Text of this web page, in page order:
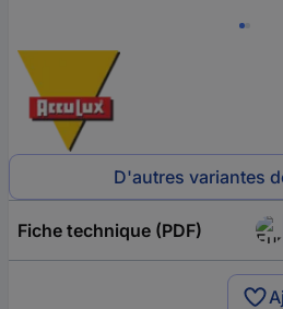
D'autres variantes
Fiche technique (PDF)